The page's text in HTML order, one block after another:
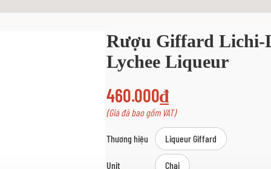
Rượu Giffard Lichi-
Lychee Liqueur
460.000₫
(Giá đã bao gồm VAT)
Thương hiệu Liqueur Giffard
Unit Chai